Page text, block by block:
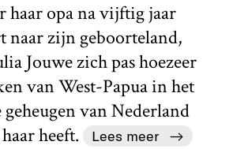
haar opa na vijftig jaar
naar zijn geboorteland,
Jouwe zich pas hoezeer
van West-Papua in het
van Nederland
heeft.
Lees meer